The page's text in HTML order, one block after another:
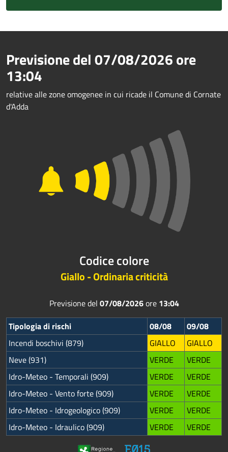
Previsione del07/08/2026ore
13:04
relative alle zone omogenee in cui ricade il Comune di Cornate
d'Adda
Codice colore
Giallo - Ordinaria criticità
Previsione del 07/08/2026ore 13:04
Tipologia di rischi
08/08
09/08
Incendi boschivi (879)
GIALLO
GIALLO
Neve (931)
VERDE
VERDE
Idro-Meteo - Temporali (909)
VERDE
VERDE
Idro-Meteo - Vento forte (909)
VERDE
VERDE
Idro-Meteo - Idrogeologico (909)
VERDE
VERDE
Idro-Meteo - Idraulico (909)
VERDE VERDE